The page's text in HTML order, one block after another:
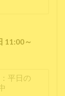
11:00～